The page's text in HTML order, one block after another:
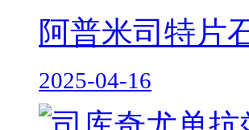
阿普米司特片
2025-04-16